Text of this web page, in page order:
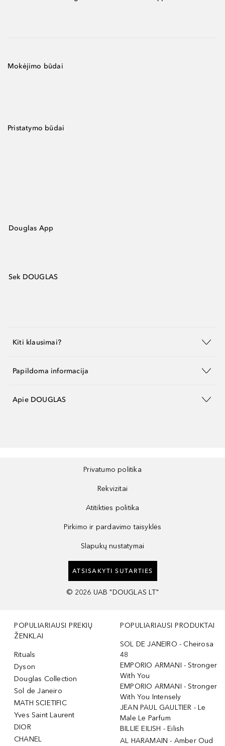
Mokėjimo būdai
Pristatymo būdai
Douglas App
Sek DOUGLAS
Kiti klausimai?
Papildoma informacija
Apie DOUGLAS
Privatumo politika
Rekvizitai
Atitikties politika
Pirkimo ir pardavimo taisyklės
Slapukų nustatymai
ATSISAKYTI SUTARTIES
© 2026 UAB "DOUGLAS LT"
POPULIARIAUSI PREKIŲ
ŽENKLAI
Rituals
Dyson
Douglas Collection
Sol de Janeiro
MATH SCIETIFIC
Yves Saint Laurent
DIOR
CHANEL
POPULIARIAUSI PRODUKTAI
SOL DE JANEIRO - Cheirosa
48
EMPORIO ARMANI - Stronger
With You
EMPORIO ARMANI - Stronger
With You Intensely
JEAN PAUL GAULTIER - Le
Male Le Parfum
BILLIE EILISH - Eilish
AL HARAMAIN - Amber Oud